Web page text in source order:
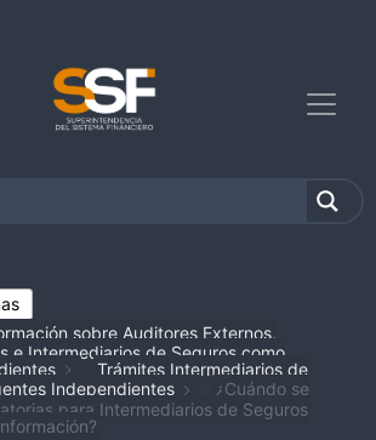
sobre Auditores Externos,
e Intermediarios de Seguros como
Trámites Intermediarios de
Independientes
¿Cuándo se
para Intermediarios de Seguros